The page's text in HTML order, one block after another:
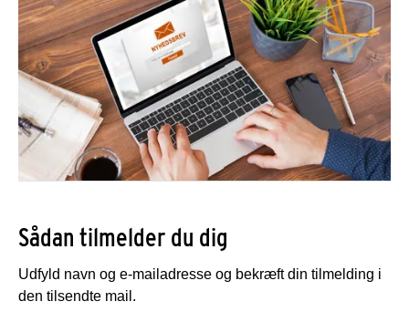
Sådan tilmelder du dig
Udfyld navn og e-mailadresse og bekræft din tilmelding i
den tilsendte mail.